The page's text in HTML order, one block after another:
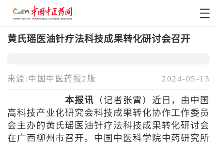
黄氏瑶医油针疗法科技成果转化研讨会召开
来源:中国中医药报2版 2024-05-13
本报讯 （记者张霄）近日，由中国
高科技产业化研究会科技成果转化协作工作委员
会主办的黄氏瑶医油针疗法科技成果转化研讨会
在广西柳州市召开。中国中医科学院中药研究所